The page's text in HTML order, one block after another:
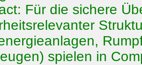
Für die sichere
spielen in